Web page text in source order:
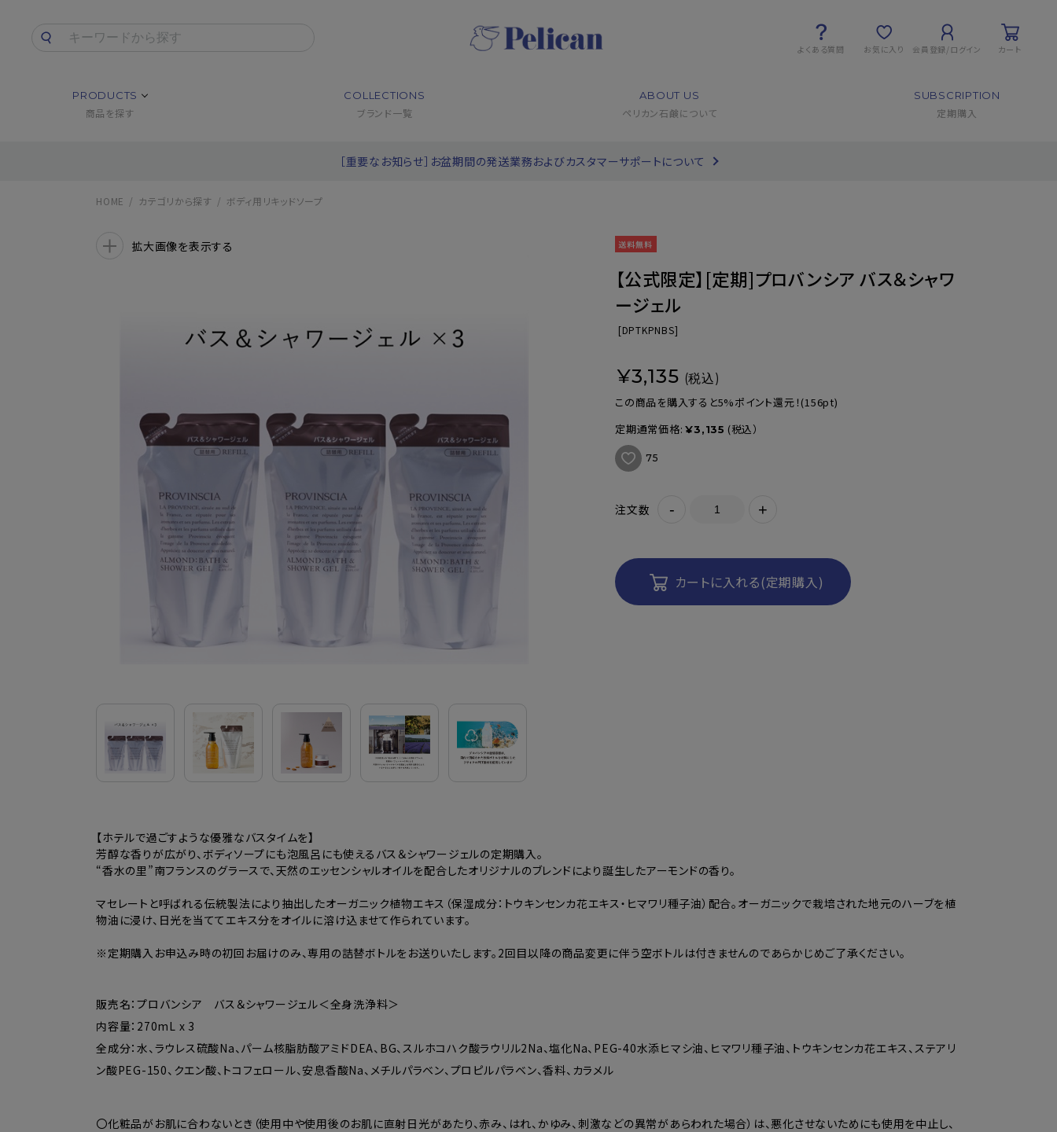
よくある質問 お気に入り 会員登録/ログイン カート
PRODUCTS
商品を探す
COLLECTIONS
ブランド一覧
ABOUT US
ペリカン石鹸について
SUBSCRIPTION
定期購入
［重要なお知らせ］お盆期間の発送業務およびカスタマーサポートについて
HOME カテゴリから探す ボディ用リキッドソープ
拡大画像を表示する
【公式限定】[定期]プロバンシア バス＆シャワ
ージェル
[DPTKPNBS]
¥3,135 (税込)
この商品を購入すると5%ポイント還元！(156pt)
定期通常価格: ¥3,135 (税込）
75
注文数 - +
カートに入れる(定期購入)
【ホテルで過ごすような優雅なバスタイムを】
芳醇な香りが広がり、ボディソープにも泡風呂にも使えるバス＆シャワージェルの定期購入。
“香水の里”南フランスのグラースで、天然のエッセンシャルオイルを配合したオリジナルのブレンドにより誕生したアーモンドの香り。
マセレートと呼ばれる伝統製法により抽出したオーガニック植物エキス（保湿成分：トウキンセンカ花エキス・ヒマワリ種子油）配合。オーガニックで栽培された地元のハーブを植
物油に浸け、日光を当ててエキス分をオイルに溶け込ませて作られています。
※定期購入お申込み時の初回お届けのみ、専用の詰替ボトルをお送りいたします。2回目以降の商品変更に伴う空ボトルは付きませんのであらかじめご了承ください。
販売名：プロバンシア バス＆シャワージェル＜全身洗浄料＞
内容量：270mL x 3
全成分：水、ラウレス硫酸Na、パーム核脂肪酸アミドDEA、BG、スルホコハク酸ラウリル2Na、塩化Na、PEG-40水添ヒマシ油、ヒマワリ種子油、トウキンセンカ花エキス、ステアリ
ン酸PEG-150、クエン酸、トコフェロール、安息香酸Na、メチルパラベン、プロピルパラベン、香料、カラメル
〇化粧品がお肌に合わないとき（使用中や使用後のお肌に直射日光があたり、赤み、はれ、かゆみ、刺激などの異常があらわれた場合）は、悪化させないためにも使用を中止し、